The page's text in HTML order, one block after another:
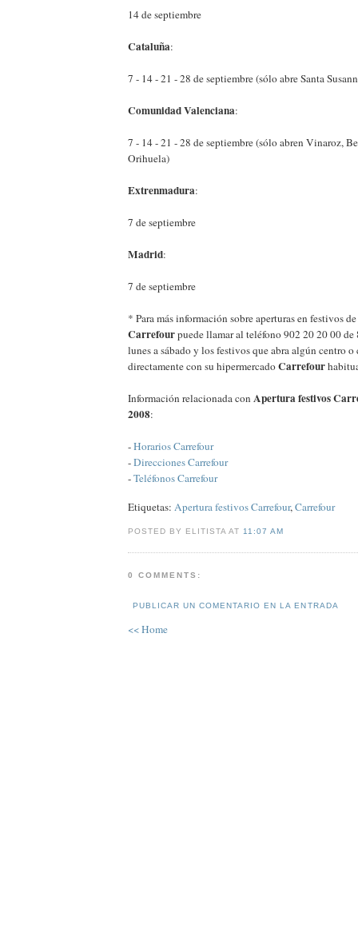
14 de septiembre
Cataluña:
7 - 14 - 21 - 28 de septiembre (sólo abre Santa
Comunidad Valenciana:
7 - 14 - 21 - 28 de septiembre (sólo abren Vinaroz,
Orihuela)
Extrenmadura:
7 de septiembre
Madrid:
7 de septiembre
* Para más información sobre aperturas en festivos
Carrefourpuede llamar al teléfono 902 20 20 00 de
lunes a sábado y los festivos que abra algún centro
directamente con su hipermercadoCarrefour
Información relacionada con Apertura festivos
2008:
-Horarios Carrefour
-Direcciones Carrefour
-Teléfonos Carrefour
Etiquetas: Apertura festivos Carrefour,Carrefour
POSTED BY ELITISTA AT 11:07 AM
0 COMMENTS:
PUBLICAR UN COMENTARIO EN LA ENTRADA
<< Home